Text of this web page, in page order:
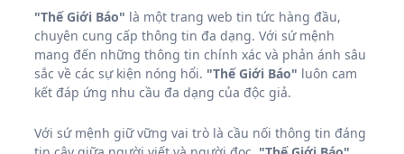
thập kỷ kết nối cộng đồng Việt
tại Hoa Kỳ bằng đam mê yoga
và zumba
15 Tháng 7, 2026